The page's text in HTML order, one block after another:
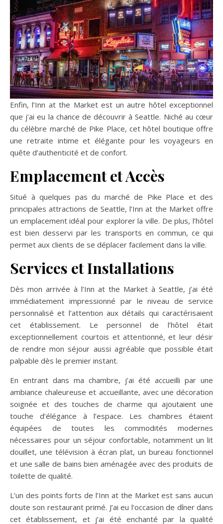
Enfin, l’Inn at the Market est un autre hôtel exceptionnel
que j’ai eu la chance de découvrir à Seattle. Niché au cœur
du célèbre marché de Pike Place, cet hôtel boutique offre
une retraite intime et élégante pour les voyageurs en
quête d’authenticité et de confort.
Emplacement et Accès
Situé à quelques pas du marché de Pike Place et des
principales attractions de Seattle, l’Inn at the Market offre
un emplacement idéal pour explorer la ville. De plus, l’hôtel
est bien desservi par les transports en commun, ce qui
permet aux clients de se déplacer facilement dans la ville.
Services et Installations
Dès mon arrivée à l’Inn at the Market à Seattle, j’ai été
immédiatement impressionné par le niveau de service
personnalisé et l’attention aux détails qui caractérisaient
cet établissement. Le personnel de l’hôtel était
exceptionnellement courtois et attentionné, et leur désir
de rendre mon séjour aussi agréable que possible était
palpable dès le premier instant.
En entrant dans ma chambre, j’ai été accueilli par une
ambiance chaleureuse et accueillante, avec une décoration
soignée et des touches de charme qui ajoutaient une
touche d’élégance à l’espace. Les chambres étaient
équipées de toutes les commodités modernes
nécessaires pour un séjour confortable, notamment un lit
douillet, une télévision à écran plat, un bureau fonctionnel
et une salle de bains bien aménagée avec des produits de
toilette de qualité.
L’un des points forts de l’Inn at the Market est sans aucun
doute son restaurant primé. J’ai eu l’occasion de dîner dans
cet établissement, et j’ai été enchanté par la qualité